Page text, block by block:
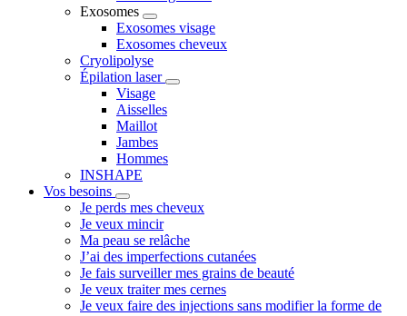
Exosomes
Exosomes visage
Exosomes cheveux
Cryolipolyse
Épilation laser
Visage
Aisselles
Maillot
Jambes
Hommes
INSHAPE
Vos besoins
Je perds mes cheveux
Je veux mincir
Ma peau se relâche
J’ai des imperfections cutanées
Je fais surveiller mes grains de beauté
Je veux traiter mes cernes
Je veux faire des injections sans modifier la forme de